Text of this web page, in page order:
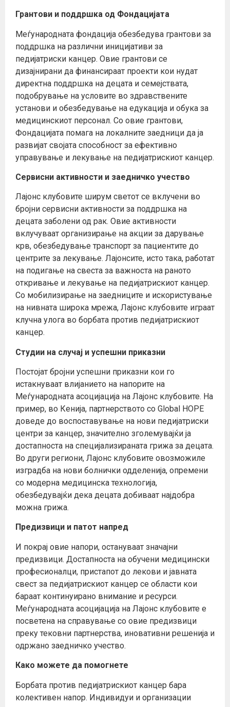
Грантови и поддршка од Фондацијата
Меѓународната фондација обезбедува грантови за
поддршка на различни иницијативи за
педијатриски канцер. Овие грантови се
дизајнирани да финансираат проекти кои нудат
директна поддршка на децата и семејствата,
подобрување на условите во здравствените
установи и обезбедување на едукација и обука за
медицинскиот персонал. Со овие грантови,
Фондацијата помага на локалните заедници да ја
развијат својата способност за ефективно
управување и лекување на педијатрискиот канцер.
Сервисни активности и заедничко учество
Лајонс клубовите ширум светот се вклучени во
бројни сервисни активности за поддршка на
децата заболени од рак. Овие активности
вклучуваат организирање на акции за дарување
крв, обезбедување транспорт за пациентите до
центрите за лекување. Лајонсите, исто така, работат
на подигање на свеста за важноста на раното
откривање и лекување на педијатрискиот канцер.
Со мобилизирање на заедниците и искористување
на нивната широка мрежа, Лајонс клубовите играат
клучна улога во борбата против педијатрискиот
канцер.
Студии на случај и успешни приказни
Постојат бројни успешни приказни кои го
истакнуваат влијанието на напорите на
Меѓународната асоцијација на Лајонс клубовите. На
пример, во Кенија, партнерството со Global HOPE
доведе до воспоставување на нови педијатриски
центри за канцер, значително зголемувајќи ја
достапноста на специјализираната грижа за децата.
Во други региони, Лајонс клубовите овозможиле
изградба на нови болнички одделенија, опремени
со модерна медицинска технологија,
обезбедувајќи дека децата добиваат најдобра
можна грижа.
Предизвици и патот напред
И покрај овие напори, остануваат значајни
предизвици. Достапноста на обучени медицински
професионалци, пристапот до лекови и јавната
свест за педијатрискиот канцер се области кои
бараат континуирано внимание и ресурси.
Меѓународната асоцијација на Лајонс клубовите е
посветена на справување со овие предизвици
преку тековни партнерства, иновативни решенија и
одржано заедничко учество.
Како можете да помогнете
Борбата против педијатрискиот канцер бара
колективен напор. Индивидуи и организации